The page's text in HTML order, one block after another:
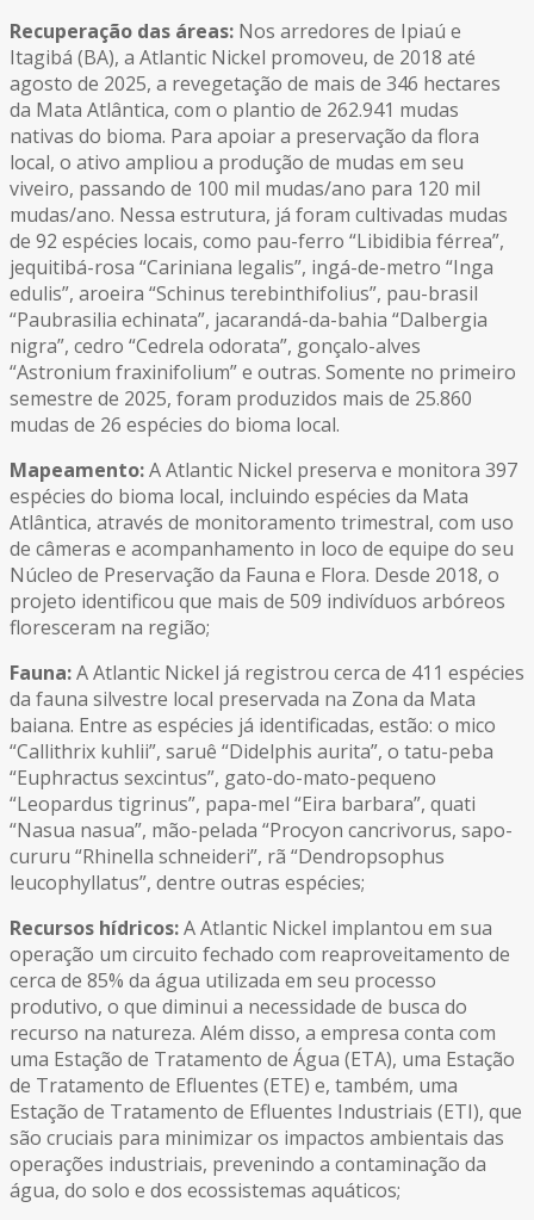
Recuperação das áreas: Nos arredores de Ipiaú e
Itagibá (BA), a Atlantic Nickel promoveu, de 2018 até
agosto de 2025, a revegetação de mais de 346 hectares
da Mata Atlântica, com o plantio de 262.941 mudas
nativas do bioma. Para apoiar a preservação da flora
local, o ativo ampliou a produção de mudas em seu
viveiro, passando de 100 mil mudas/ano para 120 mil
mudas/ano. Nessa estrutura, já foram cultivadas mudas
de 92 espécies locais, como pau-ferro “Libidibia férrea”,
jequitibá-rosa “Cariniana legalis”, ingá-de-metro “Inga
edulis”, aroeira “Schinus terebinthifolius”, pau-brasil
“Paubrasilia echinata”, jacarandá-da-bahia “Dalbergia
nigra”, cedro “Cedrela odorata”, gonçalo-alves
“Astronium fraxinifolium” e outras. Somente no primeiro
semestre de 2025, foram produzidos mais de 25.860
mudas de 26 espécies do bioma local.
Mapeamento:A Atlantic Nickel preserva e monitora 397
espécies do bioma local, incluindo espécies da Mata
Atlântica, através de monitoramento trimestral, com uso
de câmeras e acompanhamento in loco de equipe do seu
Núcleo de Preservação da Fauna e Flora. Desde 2018, o
projeto identificou que mais de 509 indivíduos arbóreos
floresceram na região;
Fauna:A Atlantic Nickel já registrou cerca de 411 espécies
da fauna silvestre local preservada na Zona da Mata
baiana. Entre as espécies já identificadas, estão: o mico
“Callithrix kuhlii”, saruê “Didelphis aurita”, o tatu-peba
“Euphractus sexcintus”, gato-do-mato-pequeno
“Leopardus tigrinus”, papa-mel “Eira barbara”, quati
“Nasua nasua”, mão-pelada “Procyon cancrivorus, sapo-
cururu “Rhinella schneideri”, rã “Dendropsophus
leucophyllatus”, dentre outras espécies;
Recursos hídricos:A Atlantic Nickel implantou em sua
operação um circuito fechado com reaproveitamento de
cerca de 85% da água utilizada em seu processo
produtivo, o que diminui a necessidade de busca do
recurso na natureza. Além disso, a empresa conta com
uma Estação de Tratamento de Água (ETA), uma Estação
de Tratamento de Efluentes (ETE) e, também, uma
Estação de Tratamento de Efluentes Industriais (ETI), que
são cruciais para minimizar os impactos ambientais das
operações industriais, prevenindo a contaminação da
água, do solo e dos ecossistemas aquáticos;